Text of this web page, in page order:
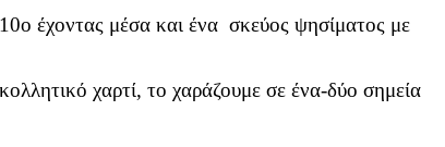
έχοντας μέσα και ένα σκεύος ψησίματος με
χαρτί, το χαράζουμε σε ένα-δύο σημεία